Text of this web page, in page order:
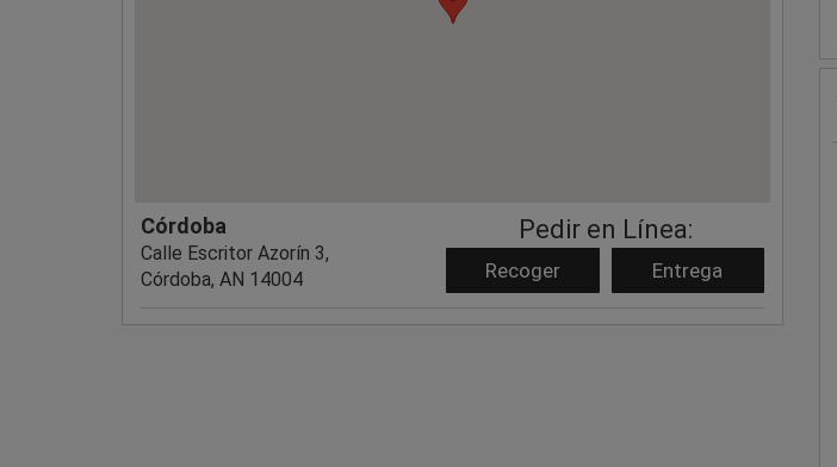
Córdoba
Calle Escritor Azorín 3,
Córdoba, AN 14004
Pedir en Línea:
Recoger Entrega